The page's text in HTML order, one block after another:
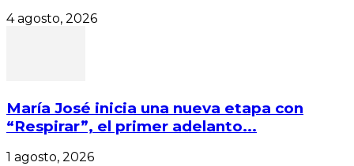
4 agosto, 2026
María José inicia una nueva etapa con
“Respirar”, el primer adelanto...
1 agosto, 2026